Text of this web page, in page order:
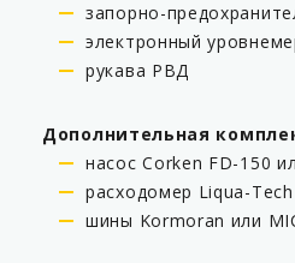
запорно-
электронный
рукава РВД
Дополнительная
насос Corken FD-150
расходомер Liqua-
шины Kormoran или